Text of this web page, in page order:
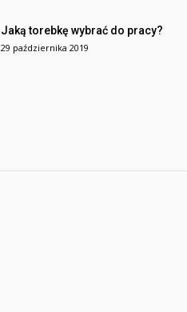
Jaką torebkę wybrać do pracy?
29 października 2019